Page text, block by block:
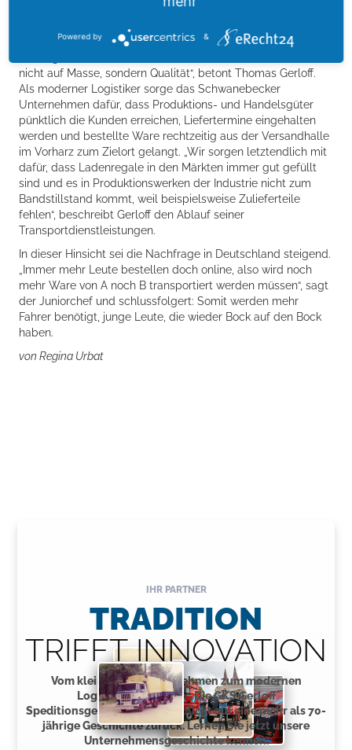
Gerloff-Gruppe, zu der auch eine Lkw-Werkstatt gehört, zählt
zu den leistungsstarken und innovativen Speditions- und
Logistikunternehmen. Bei den Spezialisierungen auf
nicht auf Masse, sondern Qualität“, betont Thomas Gerloff.
Als moderner Logistiker sorge das Schwanebecker
Unternehmen dafür, dass Produktions- und Handelsgüter
pünktlich die Kunden erreichen, Liefertermine eingehalten
werden und bestellte Ware rechtzeitig aus der Versandhalle
im Vorharz zum Zielort gelangt. „Wir sorgen letztendlich mit
dafür, dass Ladenregale in den Märkten immer gut gefüllt
sind und es in Produktionswerken der Industrie nicht zum
Bandstillstand kommt, weil beispielsweise Zulieferteile
fehlen“, beschreibt Gerloff den Ablauf seiner
Transportdienstleistungen.
In dieser Hinsicht sei die Nachfrage in Deutschland steigend.
„Immer mehr Leute bestellen doch online, also wird noch
mehr Ware von A noch B transportiert werden müssen“, sagt
der Juniorchef und schlussfolgert: Somit werden mehr
Fahrer benötigt, junge Leute, die wieder Bock auf den Bock
haben.
von Regina Urbat
IHR PARTNER
TRADITION
TRIFFT INNOVATION
Vom kleinen Fuhrunternehmen zum modernen
Logistikdienstleister: Die GKS Gerloff
Speditionsgesellschaft mbH blickt auf eine mehr als 70-
jährige Geschichte zurück. Lernen Sie jetzt unsere
Unternehmensgeschichte kennen.
Powered by &